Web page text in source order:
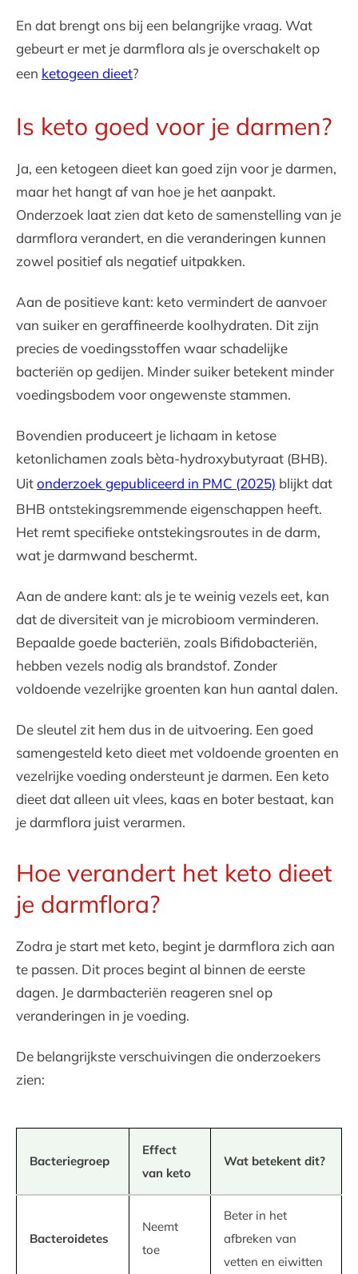
En dat brengt ons bij een belangrijke vraag. Wat
gebeurt er met je darmflora als je overschakelt op
een ketogeen dieet?
Is keto goed voor je darmen?
Ja, een ketogeen dieet kan goed zijn voor je darmen,
maar het hangt af van hoe je het aanpakt.
Onderzoek laat zien dat keto de samenstelling van je
darmflora verandert, en die veranderingen kunnen
zowel positief als negatief uitpakken.
Aan de positieve kant: keto vermindert de aanvoer
van suiker en geraffineerde koolhydraten. Dit zijn
precies de voedingsstoffen waar schadelijke
bacteriën op gedijen. Minder suiker betekent minder
voedingsbodem voor ongewenste stammen.
Bovendien produceert je lichaam in ketose
ketonlichamen zoals bèta-hydroxybutyraat (BHB).
Uitonderzoek gepubliceerd in PMC (2025) blijkt dat
BHB ontstekingsremmende eigenschappen heeft.
Het remt specifieke ontstekingsroutes in de darm,
wat je darmwand beschermt.
Aan de andere kant: als je te weinig vezels eet, kan
dat de diversiteit van je microbioom verminderen.
Bepaalde goede bacteriën, zoals Bifidobacteriën,
hebben vezels nodig als brandstof. Zonder
voldoende vezelrijke groenten kan hun aantal dalen.
De sleutel zit hem dus in de uitvoering. Een goed
samengesteld keto dieet met voldoende groenten en
vezelrijke voeding ondersteunt je darmen. Een keto
dieet dat alleen uit vlees, kaas en boter bestaat, kan
je darmflora juist verarmen.
Hoe verandert het keto dieet
je darmflora?
Zodra je start met keto, begint je darmflora zich aan
te passen. Dit proces begint al binnen de eerste
dagen. Je darmbacteriën reageren snel op
veranderingen in je voeding.
De belangrijkste verschuivingen die onderzoekers
zien:
Bacteriegroep
Effect
van keto
Wat betekent dit?
Bacteroidetes
Neemt
toe
Beter in het
afbreken van
vetten en eiwitten